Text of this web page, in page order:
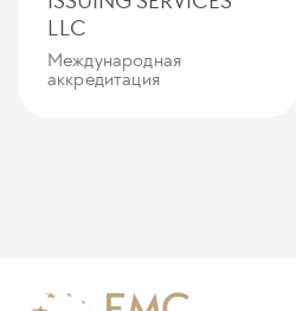
LLC
Международная
аккредитация